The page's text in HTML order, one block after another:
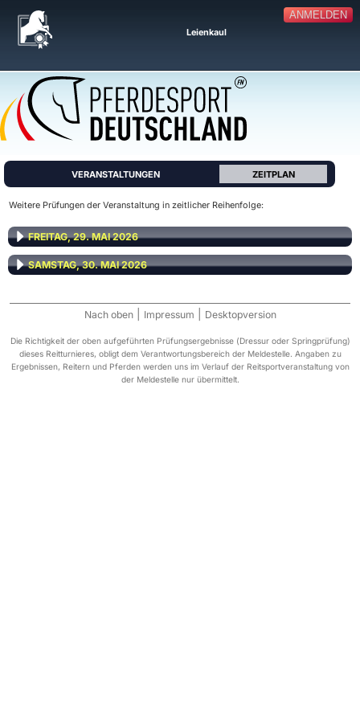
ANMELDEN
Leienkaul
VERANSTALTUNGEN ZEITPLAN
Weitere Prüfungen der Veranstaltung in zeitlicher Reihenfolge:
FREITAG, 29. MAI 2026
SAMSTAG, 30. MAI 2026
Nach oben Impressum Desktopversion
Die Richtigkeit der oben aufgeführten Prüfungsergebnisse (Dressur oder Springprüfung)
dieses Reitturnieres, obligt dem Verantwortungsbereich der Meldestelle. Angaben zu
Ergebnissen, Reitern und Pferden werden uns im Verlauf der Reitsportveranstaltung von
der Meldestelle nur übermittelt.